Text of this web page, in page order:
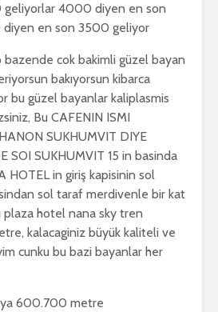
4000 diyen en son
en son 3500 geliyor
cok bakimli güzel bayan
bakıyorsun kibarca
bu güzel bayanlar kaliplasmis
Bu CAFENIN ISMI
SUKHUMVIT DIYE
SOI SUKHUMVIT 15 in basinda
HOTEL in giriş kapisinin sol
sol taraf merdivenle bir kat
plaza hotel nana sky tren
kalacaginiz büyük kaliteli ve
cunku bu bazi bayanlar her
600.700 metre